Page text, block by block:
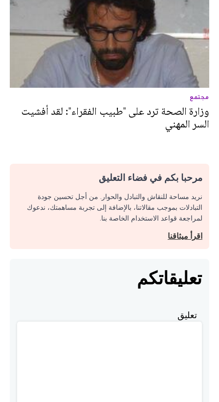
مجتمع
وزارة الصحة ترد على "طبيب الفقراء": لقد أفشيت
السر المهني
مرحبا بكم في فضاء التعليق
نريد مساحة للنقاش والتبادل والحوار. من أجل تحسين جودة
التبادلات بموجب مقالاتنا، بالإضافة إلى تجربة مساهمتك، ندعوك
لمراجعة قواعد الاستخدام الخاصة بنا.
اقرأ ميثاقنا
تعليقاتكم
تعليق